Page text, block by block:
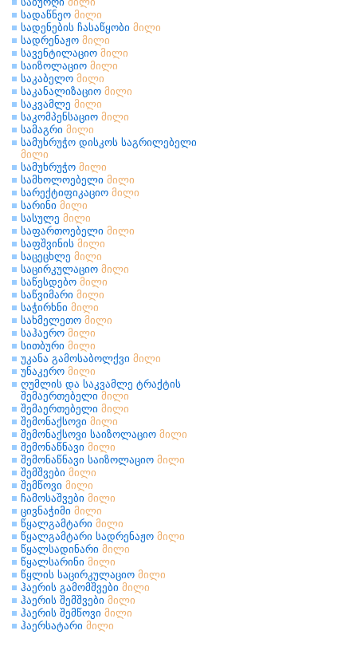
სადაწნეო მილი
სადენების ჩასაწყობი მილი
სადრენაჟო მილი
სავენტილაციო მილი
საიზოლაციო მილი
საკაბელო მილი
საკანალიზაციო მილი
საკვამლე მილი
საკომპენსაციო მილი
სამაგრი მილი
სამუხრუჭო დისკოს საგრილებელი
მილი
სამუხრუჭო მილი
სამხოლოებელი მილი
სარექტიფიკაციო მილი
სარინი მილი
სასულე მილი
საფართოებელი მილი
საფშვინის მილი
საცეცხლე მილი
საცირკულაციო მილი
საწესდებო მილი
საწვიმარი მილი
საჭირხნი მილი
სახმელეთო მილი
საჰაერო მილი
სითბური მილი
უკანა გამოსაბოლქვი მილი
უნაკერო მილი
ღუმლის და საკვამლე ტრაქტის
შემაერთებელი მილი
შემაერთებელი მილი
შემონაქსოვი მილი
შემონაქსოვი საიზოლაციო მილი
შემონაწნავი მილი
შემონაწნავი საიზოლაციო მილი
შემშვები მილი
შემწოვი მილი
ჩამოსაშვები მილი
ცივნაჭიმი მილი
წყალგამტარი მილი
წყალგამტარი სადრენაჟო მილი
წყალსადინარი მილი
წყალსარინი მილი
წყლის საცირკულაციო მილი
ჰაერის გამომშვები მილი
ჰაერის შემშვები მილი
ჰაერის შემწოვი მილი
ჰაერსატარი მილი